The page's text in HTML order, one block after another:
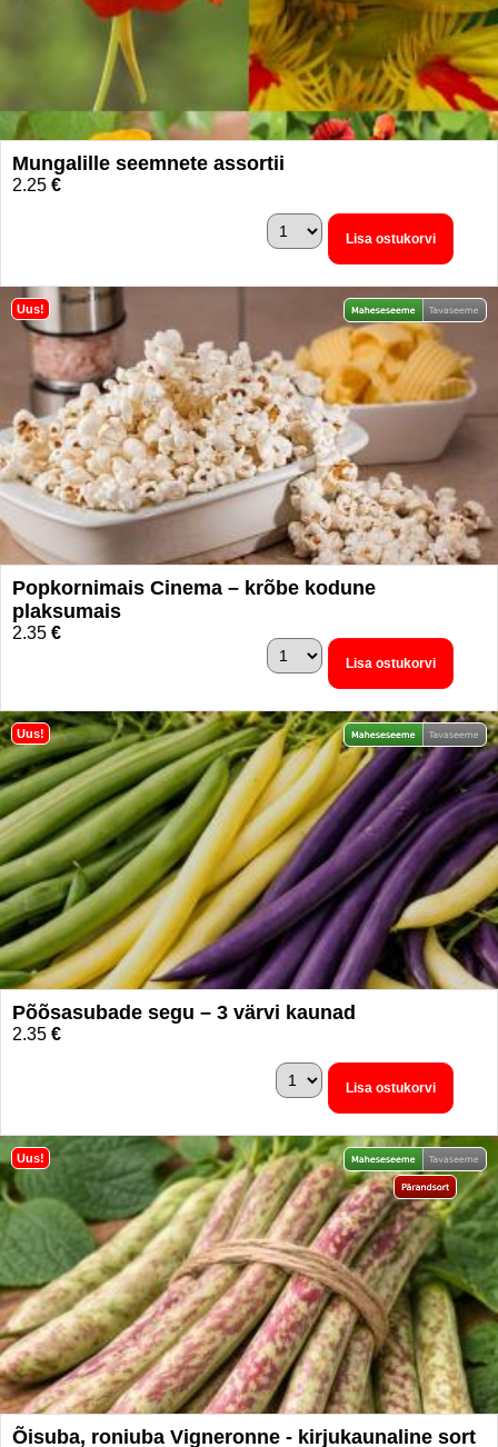
Mungalille seemnete assortii
2.25 €
Lisa ostukorvi
Uus!
Popkornimais Cinema – krõbe kodune
plaksumais
2.35 €
Lisa ostukorvi
Uus!
Põõsasubade segu – 3 värvi kaunad
2.35 €
Lisa ostukorvi
Uus!
Õisuba, roniuba Vigneronne - kirjukaunaline sort